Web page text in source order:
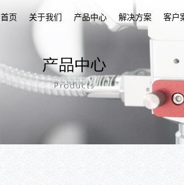
首页 关于我们 产品中心 解决方案 客户